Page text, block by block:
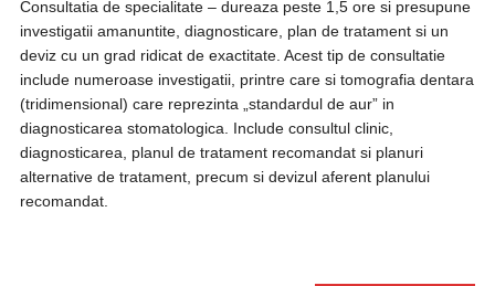
Consultatia de specialitate – dureaza peste 1,5 ore si presupune
investigatii amanuntite, diagnosticare, plan de tratament si un
deviz cu un grad ridicat de exactitate. Acest tip de consultatie
include numeroase investigatii, printre care si tomografia dentara
(tridimensional) care reprezinta „standardul de aur” in
diagnosticarea stomatologica. Include consultul clinic,
diagnosticarea, planul de tratament recomandat si planuri
alternative de tratament, precum si devizul aferent planului
recomandat.